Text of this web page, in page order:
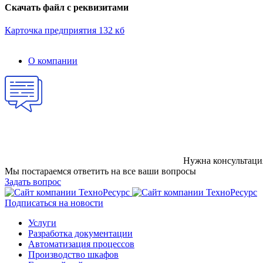
Скачать файл с реквизитами
Карточка предприятия 132 кб
О компании
Нужна
Мы постараемся ответить на все ваши вопросы
Задать вопрос
Подписаться на новости
Услуги
Разработка документации
Автоматизация процессов
Производство шкафов